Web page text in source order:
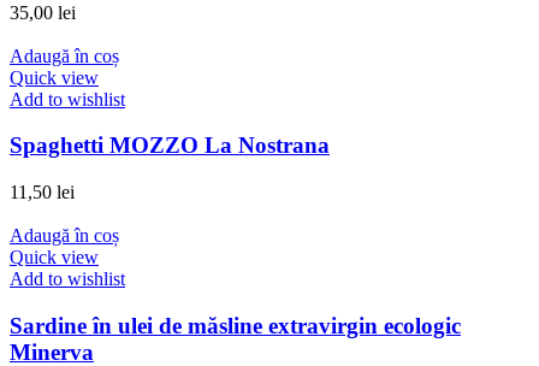
35,00 lei
Adaugă în coș
Quick view
Add to wishlist
Spaghetti MOZZO La Nostrana
11,50 lei
Adaugă în coș
Quick view
Add to wishlist
Sardine în ulei de măsline extravirgin ecologic
Minerva